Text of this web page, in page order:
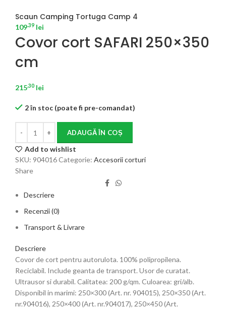
Scaun Camping Tortuga Camp 4
109.39 lei
Covor cort SAFARI 250×350
cm
215.30 lei
2 în stoc (poate fi pre-comandat)
ADAUGĂ ÎN COȘ
Add to wishlist
SKU: 904016Categorie: Accesorii corturi
Share
Descriere
Recenzii (0)
Transport & Livrare
Descriere
Covor de cort pentru autorulota. 100% polipropilena.
Reciclabil. Include geanta de transport. Usor de curatat.
Ultrausor si durabil. Calitatea: 200 g/qm. Culoarea: gri/alb.
Disponibil in marimi: 250×300 (Art. nr. 904015), 250×350 (Art.
nr.904016), 250×400 (Art. nr.904017), 250×450 (Art.